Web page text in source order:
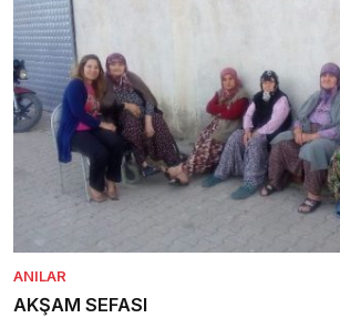
ANILAR
AKŞAM SEFASI